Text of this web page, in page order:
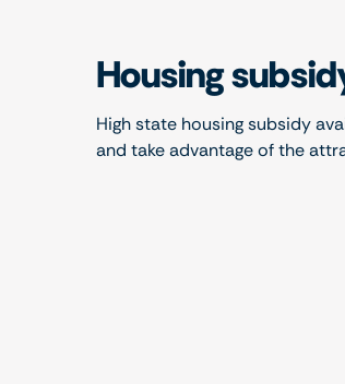
Housing
High state housing subsidy
and take advantage of the